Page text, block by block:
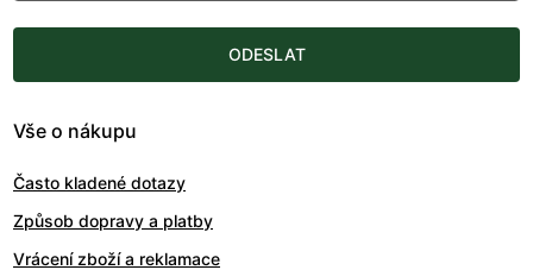
ODESLAT
Vše o nákupu
Často kladené dotazy
Způsob dopravy a platby
Vrácení zboží a reklamace